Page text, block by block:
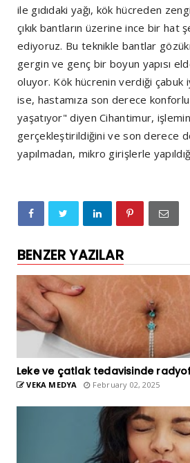
ile gıdıdaki yağı, kök hücreden
çıkık bantların üzerine ince bir hat
ediyoruz. Bu teknikle bantlar
gergin ve genç bir boyun yapısı
oluyor. Kök hücrenin verdiği çabuk
ise, hastamıza son derece
yaşatıyor" diyen Cihantimur,
gerçekleştirildiğini ve son derece
yapılmadan, mikro girişlerle
BENZER YAZILAR
Leke ve çatlak tedavisinde
VEKA MEDYA February 02, 2025